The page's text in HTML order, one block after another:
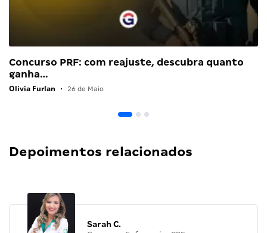
Concurso PRF: com reajuste, descubra quanto
ganha…
Olivia Furlan • 26 de Maio
Depoimentos relacionados
Sarah C.